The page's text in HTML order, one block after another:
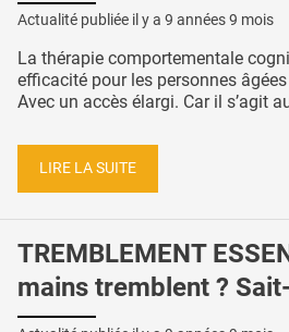
Actualité publiée il y a 9 années 9 mois
La thérapie comportementale
efficacité pour les personnes
Avec un accès élargi. Car il s’agit
LIRE LA SUITE
TREMBLEMENT
mains tremblent ?